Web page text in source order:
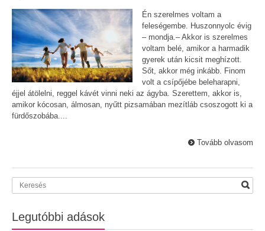
Én szerelmes voltam a
feleségembe. Huszonnyolc évig
– mondja.– Akkor is szerelmes
voltam belé, amikor a harmadik
gyerek után kicsit meghízott.
Sőt, akkor még inkább. Finom
volt a csípőjébe beleharapni,
éjjel átölelni, reggel kávét vinni neki az ágyba. Szerettem, akkor is,
amikor kócosan, álmosan, nyűtt pizsamában mezítláb csoszogott ki a
fürdőszobába....
Tovább olvasom
Legutóbbi adások